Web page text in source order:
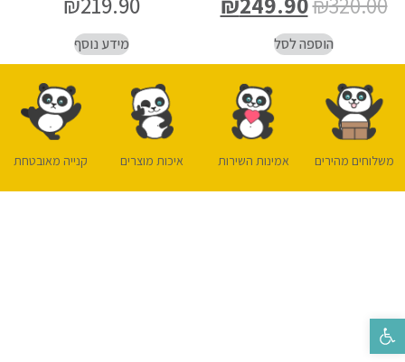
פתח סרגל נגישות
הוספה לסל מידע נוסף
משלוחים מהירים אמינות השירות איכות מוצרים קנייה מאובטחת